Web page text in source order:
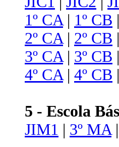
1º CA| 1º CB
2º CA| 2º CB
3º CA| 3º CB
4º CA| 4º CB
5 - Escola
JIM1 | 3º MA